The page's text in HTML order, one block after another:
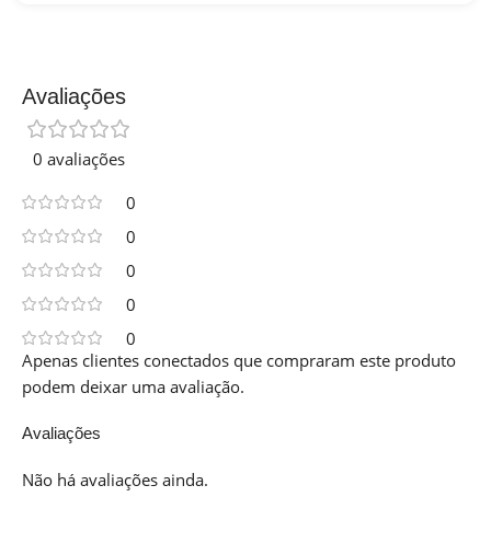
Avaliações
0 avaliações
0
0
0
0
0
Avaliações
Não há avaliações ainda.
Apenas clientes conectados que compraram este produto
podem deixar uma avaliação.